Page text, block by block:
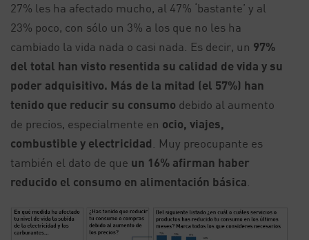
27% les ha afectado mucho, al 47% ‘bastante’ y al
23% poco, con sólo un 3% a los que no les ha
cambiado la vida nada o casi nada. Es decir, un 97%
del total han visto resentida su calidad de vida y su
poder adquisitivo. Más de la mitad (el 57%) han
tenido que reducir su consumo debido al aumento
de precios, especialmente en ocio, viajes,
combustible y electricidad . Muy preocupante es
también el dato de que un 16% afirman haber
reducido el consumo en alimentación básica